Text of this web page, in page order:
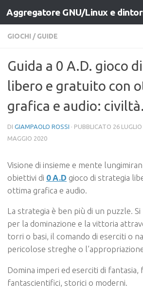
Salta al contenuto
Aggregatore GNU/Linux e
GIOCHI / GUIDE
Guida a 0 A.D. gioco
libero e gratuito con
grafica e audio: civiltà.
DI GIAMPAOLO ROSSI · PUBBLICATO 26
MAGGIO 2020
Visione di insieme e mente
obiettivi di 0 A.D gioco di strategia
ottima grafica e audio.
La strategia è ben più di un puzzle.
per la dominazione e la vittoria
torri o basi, il comando di eserciti o
pericolose streghe o
Domina imperi ed eserciti di
fantascientifici, storici o moderni.